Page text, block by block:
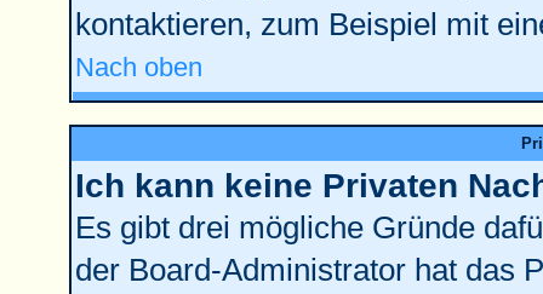
kontaktieren, zum Beispiel mit
Nach oben
Ich kann keine Privaten
Es gibt drei mögliche Gründe
der Board-Administrator hat das